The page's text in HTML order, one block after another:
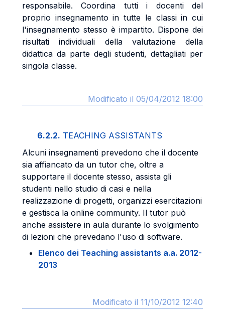
responsabile. Coordina tutti i docenti del
proprio insegnamento in tutte le classi in cui
l'insegnamento stesso è impartito. Dispone dei
risultati individuali della valutazione della
didattica da parte degli studenti, dettagliati per
singola classe.
Modificato il 05/04/2012 18:00
6.2.2. TEACHING ASSISTANTS
Alcuni insegnamenti prevedono che il docente
sia affiancato da un tutor che, oltre a
supportare il docente stesso, assista gli
studenti nello studio di casi e nella
realizzazione di progetti, organizzi esercitazioni
e gestisca la online community. Il tutor può
anche assistere in aula durante lo svolgimento
di lezioni che prevedano l'uso di software.
Elenco dei Teaching assistants a.a. 2012-
2013
Modificato il 11/10/2012 12:40